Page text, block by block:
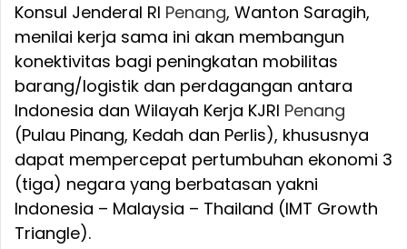
Konsul Jenderal RI Penang, Wanton Saragih,
menilai kerja sama ini akan membangun
konektivitas bagi peningkatan mobilitas
barang/logistik dan perdagangan antara
Indonesia dan Wilayah Kerja KJRI Penang
(Pulau Pinang, Kedah dan Perlis), khususnya
dapat mempercepat pertumbuhan ekonomi 3
(tiga) negara yang berbatasan yakni
Indonesia – Malaysia – Thailand (IMT Growth
Triangle).